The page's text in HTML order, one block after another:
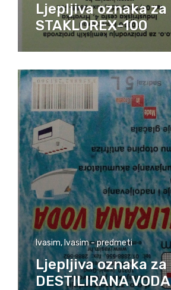
Ljepljiva oznaka za
STAKLOREX-100
Ivasim, Ivasim - predmeti
Ljepljiva oznaka za
DESTILIRANA VODA